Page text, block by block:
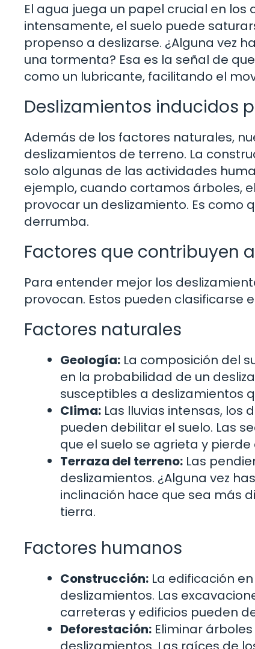
El agua juega un papel crucial en
intensamente, el suelo puede
propenso a deslizarse. ¿Alguna vez
una tormenta? Esa es la señal de
como un lubricante, facilitando el
Deslizamientos inducidos
Además de los factores naturales,
deslizamientos de terreno. La
solo algunas de las actividades
ejemplo, cuando cortamos árboles,
provocar un deslizamiento. Es como
derrumba.
Factores que contribuyen
Para entender mejor los
provocan. Estos pueden clasificarse
Factores naturales
Geología: La composición del
en la probabilidad de un
susceptibles a deslizamientos
Clima: Las lluvias intensas, los
pueden debilitar el suelo. Las
que el suelo se agrieta y pierde
Terraza del terreno: Las
deslizamientos. ¿Alguna vez
inclinación hace que sea más
tierra.
Factores humanos
Construcción: La edificación
deslizamientos. Las
carreteras y edificios pueden
Deforestación: Eliminar